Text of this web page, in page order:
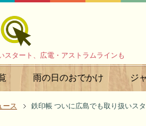
スタート、広電・アストラムラインも
雨の日のおでかけ ジ
ース 鉄印帳 ついに広島でも取り扱いス